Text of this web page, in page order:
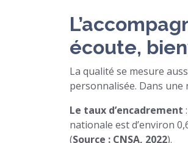
écoute,
La qualité se mesure
personnalisée. Dans
Le taux d’encadrement
nationale est d’environ
(Source : CNSA, 2022).